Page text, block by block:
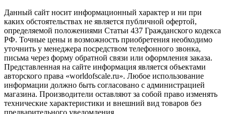
Данный сайт носит информационный характер и ни при
каких обстоятельствах не является публичной офертой,
определяемой положениями Статьи 437 Гражданского кодекса
РФ. Точные цены и возможность приобретения необходимо
уточнить у менеджера посредством телефонного звонка,
письма через форму обратной связи или оформления заказа.
Представленная на сайте информация является объектами
авторского права «worldofscale.ru». Любое использование
информации должно быть согласовано с администрацией
магазина. Производители оставляют за собой право изменять
технические характеристики и внешний вид товаров без
предварительного уведомления.